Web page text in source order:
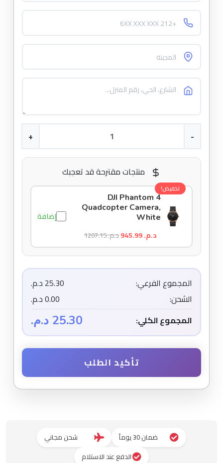
-
+
منتجات مقترحة قد تعجبك
تخفيض!
DJI Phantom 4
Quadcopter Camera,
White
د.م. 945.99 د.م. 1207.15
إضافة
المجموع الفرعي:
25.30 د.م.
الشحن:
0.00 د.م.
المجموع الكلي:
25.30 د.م.
تأكيد الطلب
ضمان 30 يوماً
شحن مجاني
الدفع عند الاستلام